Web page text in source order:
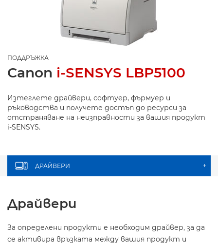
ПОДДРЪЖКА
Canon i-SENSYS LBP5100
Изтеглете драйвери, софтуер, фърмуер и
ръководства и получете достъп до ресурси за
отстраняване на неизправности за вашия продукт
i-SENSYS.
ДРАЙВЕРИ +
Драйвери
За определени продукти е необходим драйвер, за да
се активира връзката между вашия продукт и